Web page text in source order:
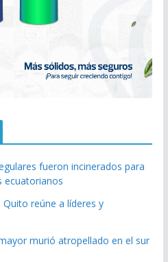
fueron incinerados para
ecuatorianos
reúne a líderes y
murió atropellado en el sur